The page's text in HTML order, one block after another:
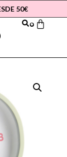
50€
0